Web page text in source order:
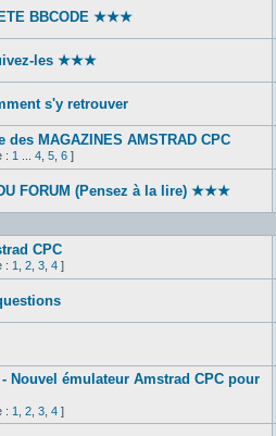
BBCODE ★★★
les ★★★
s'y retrouver‎
des MAGAZINES AMSTRAD CPC
: 1 4 5 6 ]
FORUM (Pensez à la lire) ★★★
CPC
: 1 2 3 4 ]
Nouvel émulateur Amstrad CPC pour
: 1 2 3 4 ]